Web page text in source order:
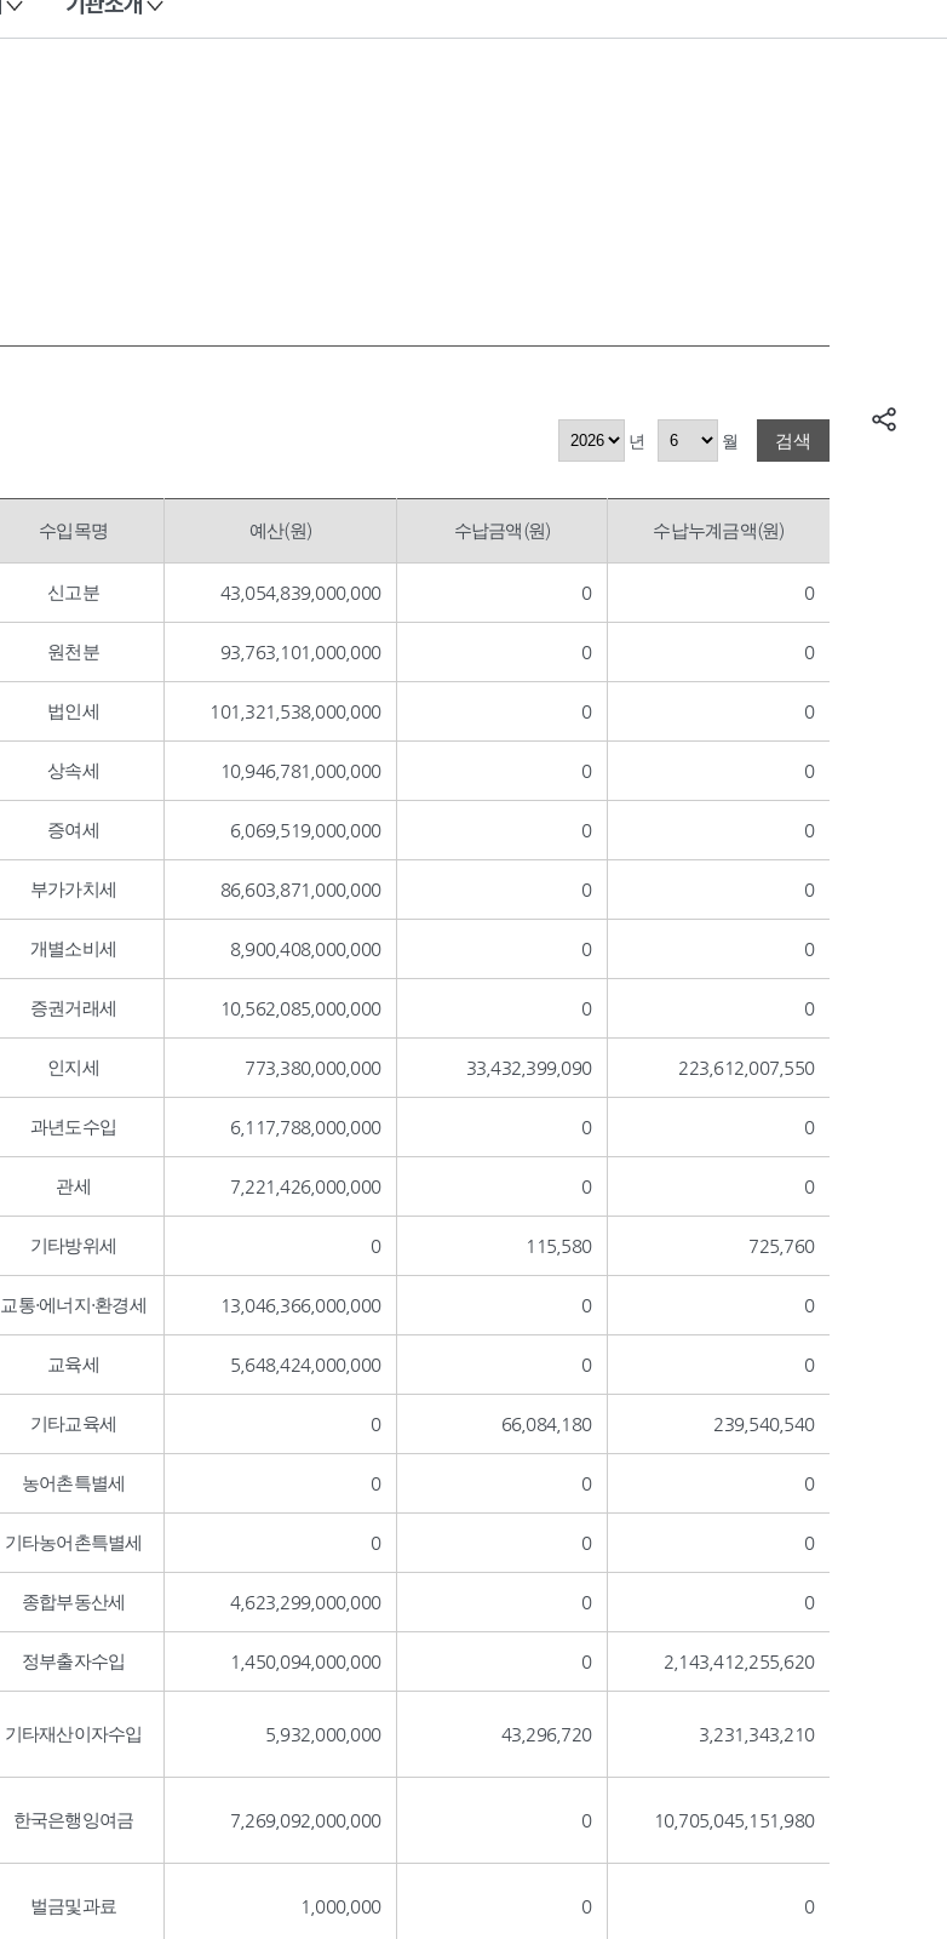
년 월 검색
수입목명 예산(원) 수납금액(원) 수납누계금액(원)
신고분 43,054,839,000,000 0 0
원천분 93,763,101,000,000 0 0
법인세 101,321,538,000,000 0 0
상속세 10,946,781,000,000 0 0
증여세 6,069,519,000,000 0 0
부가가치세 86,603,871,000,000 0 0
개별소비세 8,900,408,000,000 0 0
증권거래세 10,562,085,000,000 0 0
인지세 773,380,000,000 33,432,399,090 223,612,007,550
과년도수입 6,117,788,000,000 0 0
관세 7,221,426,000,000 0 0
기타방위세 0 115,580 725,760
교통·에너지·환경세 13,046,366,000,000 0 0
교육세 5,648,424,000,000 0 0
기타교육세 0 66,084,180 239,540,540
농어촌특별세 0 0 0
기타농어촌특별세 0 0 0
종합부동산세 4,623,299,000,000 0 0
정부출자수입 1,450,094,000,000 0 2,143,412,255,620
기타재산이자수입 5,932,000,000 43,296,720 3,231,343,210
한국은행잉여금 7,269,092,000,000 0 10,705,045,151,980
벌금및과료 1,000,000 0 0